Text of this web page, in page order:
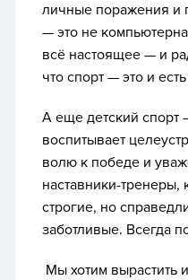
личные поражения
— это не
всё настоящее — и
что спорт — это и
А еще детский спорт
воспитывает
волю к победе и
наставники-
строгие, но
заботливые. Всегда
Мы хотим вырастить